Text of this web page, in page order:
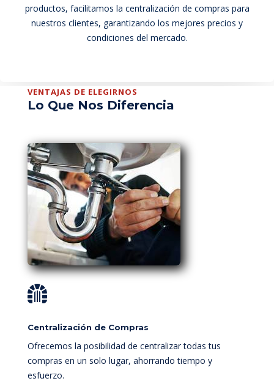
productos, facilitamos la centralización de compras para
nuestros clientes, garantizando los mejores precios y
condiciones del mercado.
VENTAJAS DE ELEGIRNOS
Lo Que Nos Diferencia

Centralización de Compras
Ofrecemos la posibilidad de centralizar todas tus
compras en un solo lugar, ahorrando tiempo y
esfuerzo.